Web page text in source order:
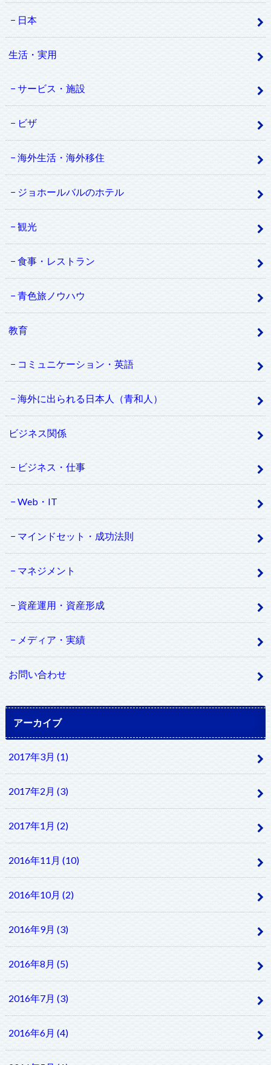
日本
生活・実用
サービス・施設
ビザ
海外生活・海外移住
ジョホールバルのホテル
観光
食事・レストラン
青色旅ノウハウ
教育
コミュニケーション・英語
海外に出られる日本人（青和人）
ビジネス関係
ビジネス・仕事
Web・IT
マインドセット・成功法則
マネジメント
資産運用・資産形成
メディア・実績
お問い合わせ
アーカイブ
2017年3月 (1)
2017年2月 (3)
2017年1月 (2)
2016年11月 (10)
2016年10月 (2)
2016年9月 (3)
2016年8月 (5)
2016年7月 (3)
2016年6月 (4)